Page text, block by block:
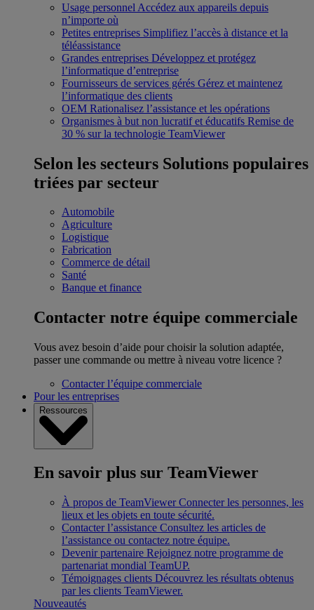
Usage personnel Accédez aux appareils depuis
n’importe où
Petites entreprises Simplifiez l’accès à distance et la
téléassistance
Grandes entreprises Développez et protégez
l’informatique d’entreprise
Fournisseurs de services gérés Gérez et maintenez
l’informatique des clients
OEM Rationalisez l’assistance et les opérations
Organismes à but non lucratif et éducatifs Remise de
30 % sur la technologie TeamViewer
Selon les secteurs Solutions populaires
triées par secteur
Automobile
Agriculture
Logistique
Fabrication
Commerce de détail
Santé
Banque et finance
Contacter notre équipe commerciale
Vous avez besoin d’aide pour choisir la solution adaptée,
passer une commande ou mettre à niveau votre licence ?
Contacter l’équipe commerciale
Pour les entreprises
Ressources
En savoir plus sur TeamViewer
À propos de TeamViewer Connecter les personnes, les
lieux et les objets en toute sécurité.
Contacter l’assistance Consultez les articles de
l’assistance ou contactez notre équipe.
Devenir partenaire Rejoignez notre programme de
partenariat mondial TeamUP.
Témoignages clients Découvrez les résultats obtenus
par les clients TeamViewer.
Nouveautés